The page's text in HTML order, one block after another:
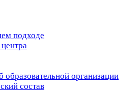
подходе
образовательной организации
состав